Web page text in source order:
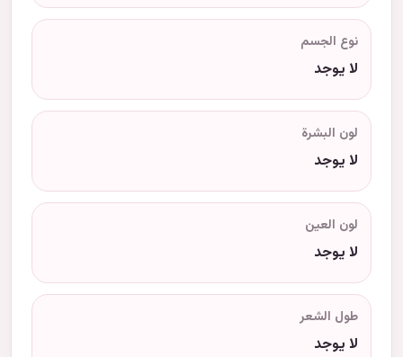
نوع الجسم
لا يوجد
لون البشرة
لا يوجد
لون العين
لا يوجد
طول الشعر
لا يوجد